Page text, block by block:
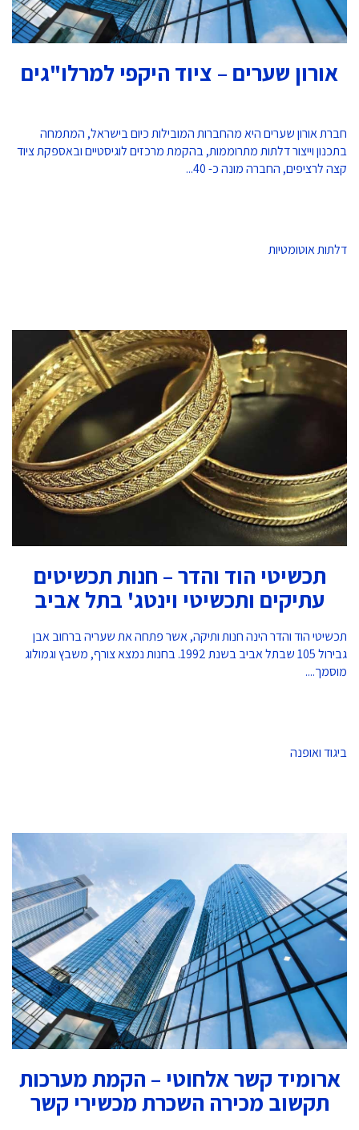
אורון שערים – ציוד היקפי למרלו"גים
חברת אורון שערים היא מהחברות המובילות כיום בישראל, המתמחה
בתכנון וייצור דלתות מתרוממות, בהקמת מרכזים לוגיסטיים ובאספקת ציוד
קצה לרציפים, החברה מונה כ- 40...
דלתות אוטומטיות
תכשיטי הוד והדר – חנות תכשיטים
עתיקים ותכשיטי וינטג' בתל אביב
תכשיטי הוד והדר הינה חנות ותיקה, אשר פתחה את שעריה ברחוב אבן
גבירול 105 שבתל אביב בשנת 1992. בחנות נמצא צורף, משבץ וגמולוג
מוסמך....
ביגוד ואופנה
ארומיד קשר אלחוטי – הקמת מערכות
תקשוב מכירה השכרת מכשירי קשר